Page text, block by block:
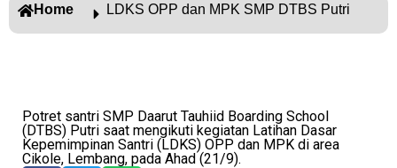
Home LDKS OPP dan MPK SMP DTBS Putri
Potret santri SMP Daarut Tauhiid Boarding School
(DTBS) Putri saat mengikuti kegiatan Latihan Dasar
Kepemimpinan Santri (LDKS) OPP dan MPK di area
Cikole, Lembang, pada Ahad (21/9).